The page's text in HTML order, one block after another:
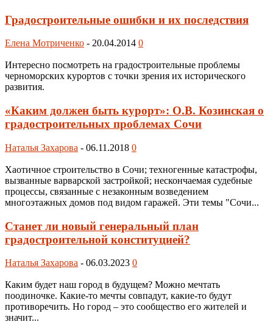
Градостроительные ошибки и их последствия
Елена Мотриченко - 20.04.2014 0
Интересно посмотреть на градостроительные проблемы
черноморских курортов с точки зрения их исторического
развития.
«Каким должен быть курорт»: О.В. Козинская о
градостроительных проблемах Сочи
Наталья Захарова - 06.11.2018 0
Хаотичное строительство в Сочи; техногенные катастрофы,
вызванные варварской застройкой; нескончаемая судебные
процессы, связанные с незаконным возведением
многоэтажных домов под видом гаражей. Эти темы "Сочи...
Станет ли новый генеральный план
градостроительной конституцией?
Наталья Захарова - 06.03.2023 0
Каким будет наш город в будущем? Можно мечтать
поодиночке. Какие-то мечты совпадут, какие-то будут
противоречить. Но город – это сообщество его жителей и
значит...